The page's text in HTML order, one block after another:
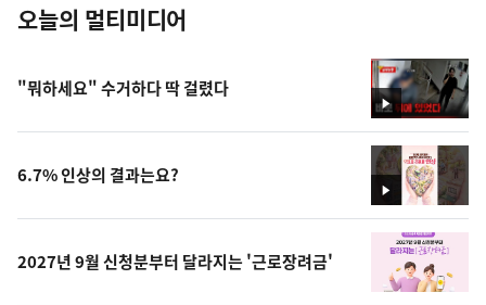
오늘의 멀티미디어
영
상
"뭐하세요" 수거하다 딱 걸렸다
영
상
6.7% 인상의 결과는요?
2027년 9월 신청분부터 달라지는 '근로장려금'